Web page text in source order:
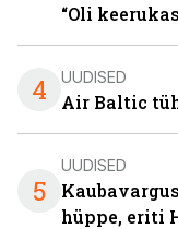
“Oli
4 UUDISED
Air Baltic
5
UUDISED
hüppe, eriti